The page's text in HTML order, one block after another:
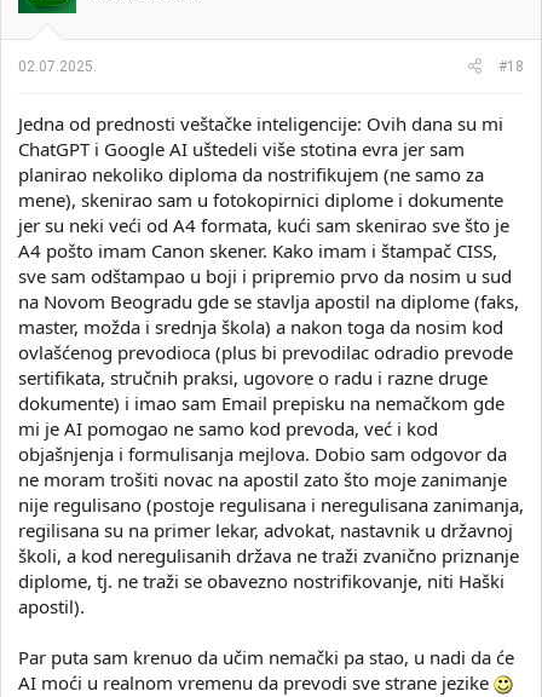
02.07.2025. #18
Jedna od prednosti veštačke inteligencije: Ovih dana su mi
ChatGPT i Google AI uštedeli više stotina evra jer sam
planirao nekoliko diploma da nostrifikujem (ne samo za
mene), skenirao sam u fotokopirnici diplome i dokumente
jer su neki veći od A4 formata, kući sam skenirao sve što je
A4 pošto imam Canon skener. Kako imam i štampač CISS,
sve sam odštampao u boji i pripremio prvo da nosim u sud
na Novom Beogradu gde se stavlja apostil na diplome (faks,
master, možda i srednja škola) a nakon toga da nosim kod
ovlašćenog prevodioca (plus bi prevodilac odradio prevode
sertifikata, stručnih praksi, ugovore o radu i razne druge
dokumente) i imao sam Email prepisku na nemačkom gde
mi je AI pomogao ne samo kod prevoda, već i kod
objašnjenja i formulisanja mejlova. Dobio sam odgovor da
ne moram trošiti novac na apostil zato što moje zanimanje
nije regulisano (postoje regulisana i neregulisana zanimanja,
regilisana su na primer lekar, advokat, nastavnik u državnoj
školi, a kod neregulisanih država ne traži zvanično priznanje
diplome, tj. ne traži se obavezno nostrifikovanje, niti Haški
apostil).
Par puta sam krenuo da učim nemački pa stao, u nadi da će
AI moći u realnom vremenu da prevodi sve strane jezike